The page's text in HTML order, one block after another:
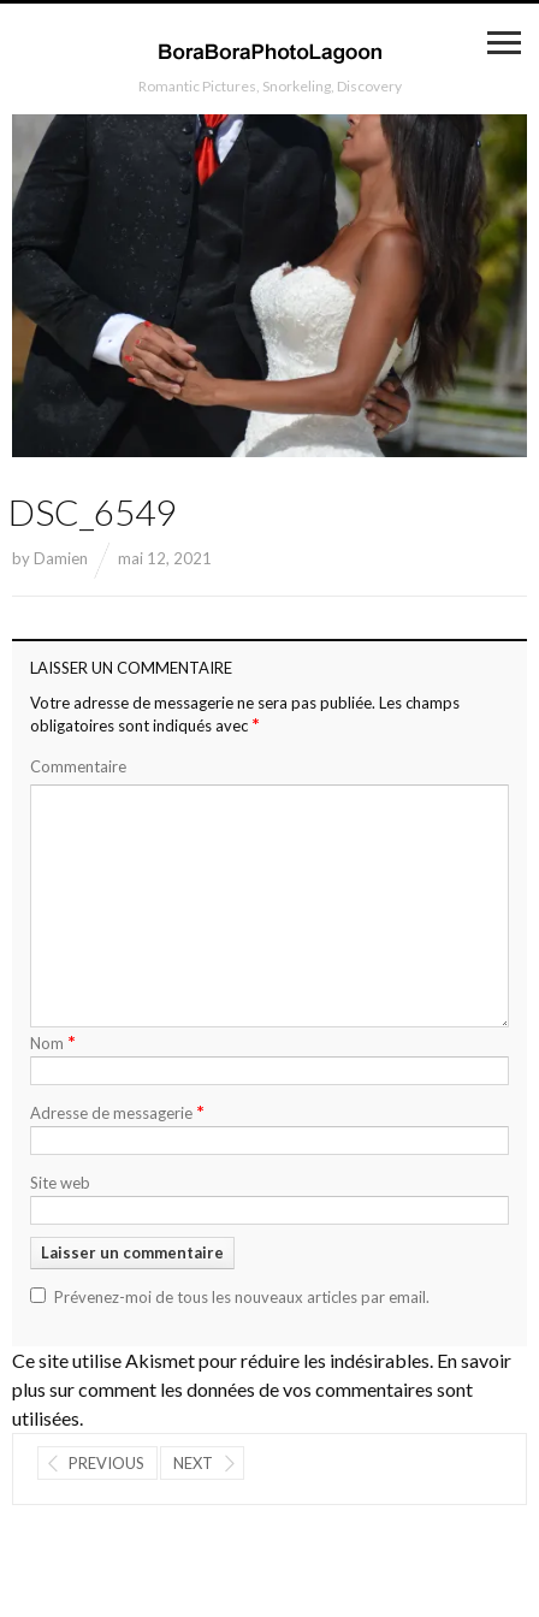
Romantic Pictures, Snorkeling, Discovery
DSC_6549
by Damien mai 12, 2021
LAISSER UN COMMENTAIRE
Votre adresse de messagerie ne sera pas publiée. Les champs
obligatoires sont indiqués avec *
Commentaire
Nom *
Adresse de messagerie *
Site web
Prévenez-moi de tous les nouveaux articles par email.
Ce site utilise Akismet pour réduire les indésirables. En savoir
plus sur comment les données de vos commentaires sont
utilisées.
PREVIOUS NEXT